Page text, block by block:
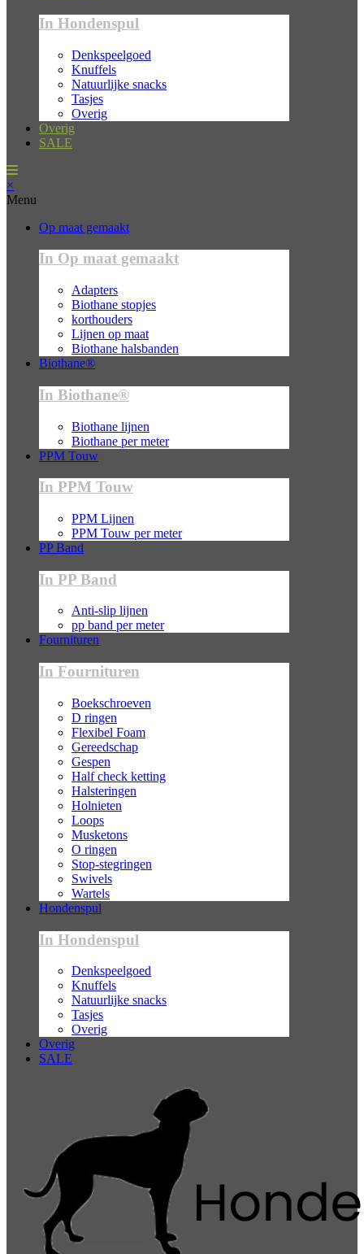
In Hondenspul
Denkspeelgoed
Knuffels
Natuurlijke snacks
Tasjes
Overig
Overig
SALE
×
Menu
Op maat gemaakt
In Op maat gemaakt
Adapters
Biothane stopjes
korthouders
Lijnen op maat
Biothane halsbanden
Biothane®
In Biothane®
Biothane lijnen
Biothane per meter
PPM Touw
In PPM Touw
PPM Lijnen
PPM Touw per meter
PP Band
In PP Band
Anti-slip lijnen
pp band per meter
Fournituren
In Fournituren
Boekschroeven
D ringen
Flexibel Foam
Gereedschap
Gespen
Half check ketting
Halsteringen
Holnieten
Loops
Musketons
O ringen
Stop-stegringen
Swivels
Wartels
Hondenspul
In Hondenspul
Denkspeelgoed
Knuffels
Natuurlijke snacks
Tasjes
Overig
Overig
SALE